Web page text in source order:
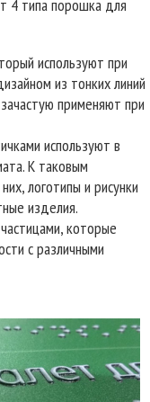
4 типа порошка для
используют при
из тонких линий
применяют при
используют в
К таковым
логотипы и рисунки
изделия.
которые
с различными